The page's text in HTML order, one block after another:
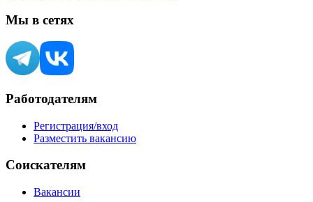
Мы в сетях
Работодателям
Регистрация/вход
Разместить вакансию
Соискателям
Вакансии